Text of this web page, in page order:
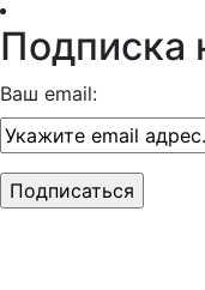
Подписка
Ваш email: